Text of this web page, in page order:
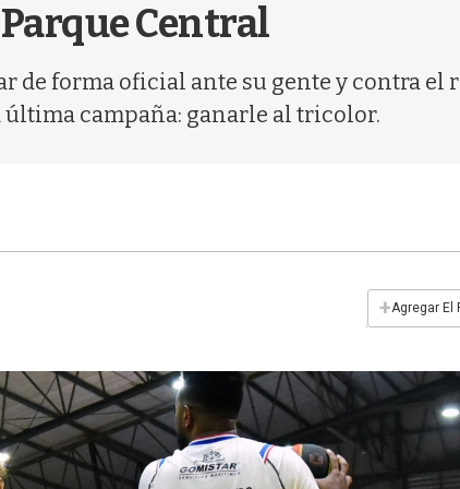
Central
de forma oficial ante su gente y contra
campaña: ganarle al tricolor.
+Agregar El